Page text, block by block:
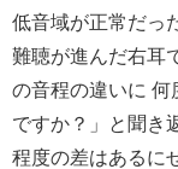
低音域が正常だっ
難聴が進んだ右耳
の音程の違いに
ですか？」と聞き
程度の差はあるに